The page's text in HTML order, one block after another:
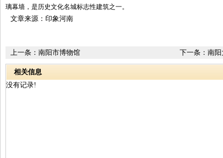
璃幕墙，是历史文化名城标志性建筑之一。
文章来源：印象河南
下一条： 南阳
上一条： 南阳市博物馆
相关信息
没有记录!